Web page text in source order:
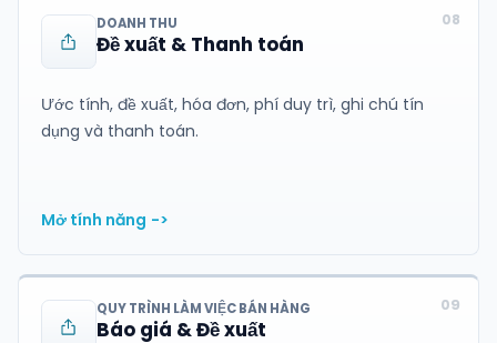
08
DOANH THU
Đề xuất & Thanh toán
Ước tính, đề xuất, hóa đơn, phí duy trì, ghi chú tín
dụng và thanh toán.
Mở tính năng ->
09
QUY TRÌNH LÀM VIỆC BÁN HÀNG
Báo giá & Đề xuất